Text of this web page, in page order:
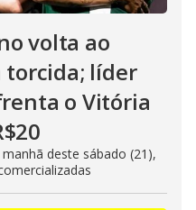
volta ao
torcida; líder
o Vitória
deste sábado (21),